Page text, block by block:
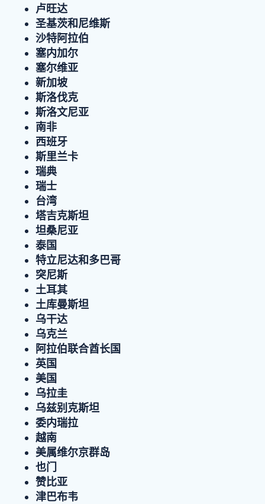
卢旺达
圣基茨和尼维斯
沙特阿拉伯
塞内加尔
塞尔维亚
新加坡
斯洛伐克
斯洛文尼亚
南非
西班牙
斯里兰卡
瑞典
瑞士
台湾
塔吉克斯坦
坦桑尼亚
泰国
特立尼达和多巴哥
突尼斯
土耳其
土库曼斯坦
乌干达
乌克兰
阿拉伯联合酋长国
英国
美国
乌拉圭
乌兹别克斯坦
委内瑞拉
越南
美属维尔京群岛
也门
赞比亚
津巴布韦